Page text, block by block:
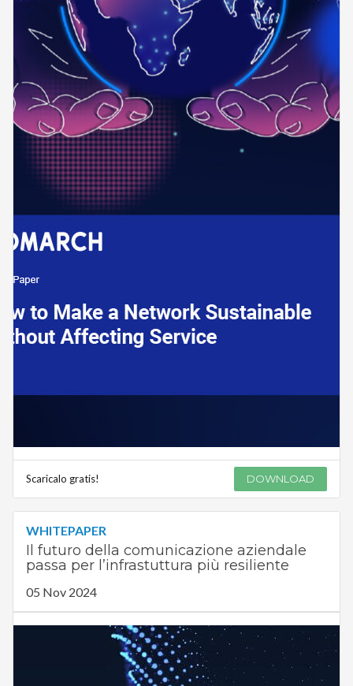
Scaricalo gratis! DOWNLOAD
WHITEPAPER
Il futuro della comunicazione aziendale
passa per l’infrastuttura più resiliente
05 Nov 2024